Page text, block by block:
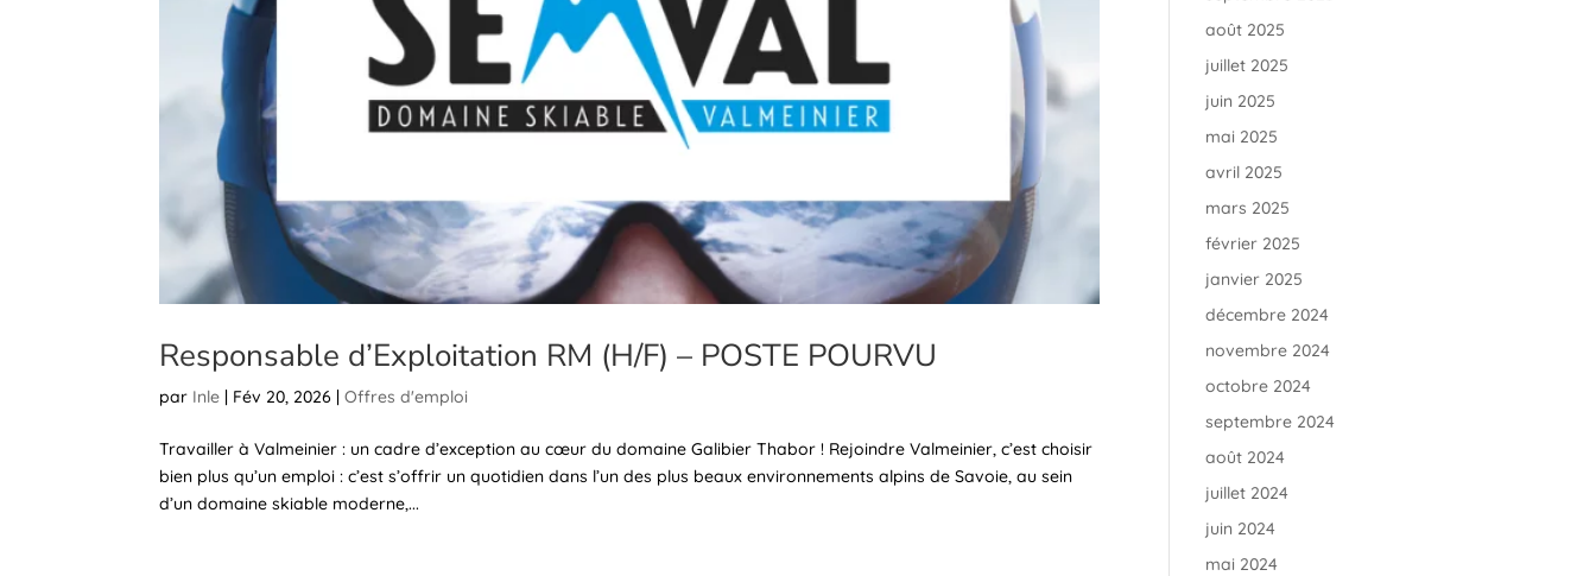
Responsable d’Exploitation RM (H/F) – POSTE POURVU
par Inle | Fév 20, 2026 |Offres d'emploi
Travailler à Valmeinier : un cadre d’exception au cœur du domaine Galibier Thabor ! Rejoindre Valmeinier, c’est choisir
bien plus qu’un emploi : c’est s’offrir un quotidien dans l’un des plus beaux environnements alpins de Savoie, au sein
d’un domaine skiable moderne,...
août 2025
juillet 2025
juin 2025
mai 2025
avril 2025
mars 2025
février 2025
janvier 2025
décembre 2024
novembre 2024
octobre 2024
septembre 2024
août 2024
juillet 2024
juin 2024
mai 2024